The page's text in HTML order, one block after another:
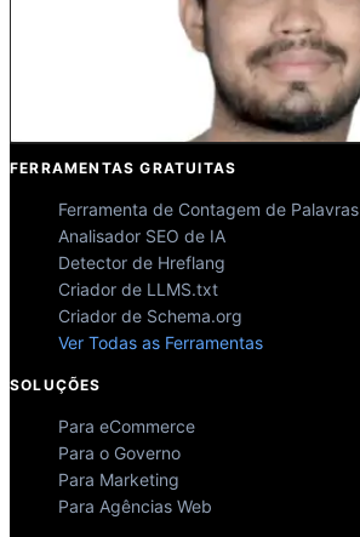
Kunal Singh Shekhawat
FERRAMENTAS GRATUITAS
Ferramenta de Contagem de Palavras
Analisador SEO de IA
Detector de Hreflang
Criador de LLMS.txt
Criador de Schema.org
Ver Todas as Ferramentas
SOLUÇÕES
Para eCommerce
Para o Governo
Para Marketing
Para Agências Web